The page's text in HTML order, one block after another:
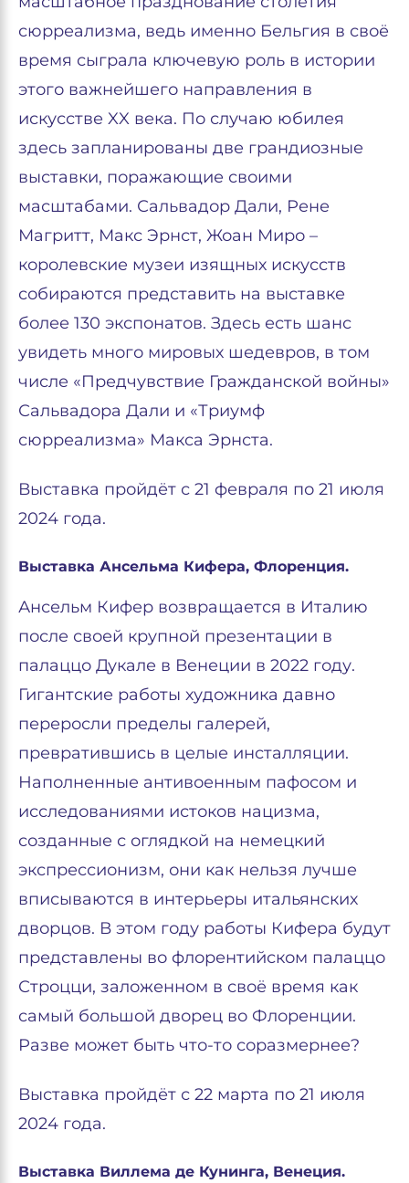
сюрреализма, ведь именно Бельгия в своё
время сыграла ключевую роль в истории
этого важнейшего направления в
искусстве XX века. По случаю юбилея
здесь запланированы две грандиозные
выставки, поражающие своими
масштабами. Сальвадор Дали, Рене
Магритт, Макс Эрнст, Жоан Миро –
королевские музеи изящных искусств
собираются представить на выставке
более 130 экспонатов. Здесь есть шанс
увидеть много мировых шедевров, в том
числе «Предчувствие Гражданской войны»
Сальвадора Дали и «Триумф
сюрреализма» Макса Эрнста.
Выставка пройдёт с 21 февраля по 21 июля
2024 года.
Выставка Ансельма Кифера, Флоренция.
Ансельм Кифер возвращается в Италию
после своей крупной презентации в
палаццо Дукале в Венеции в 2022 году.
Гигантские работы художника давно
переросли пределы галерей,
превратившись в целые инсталляции.
Наполненные антивоенным пафосом и
исследованиями истоков нацизма,
созданные с оглядкой на немецкий
экспрессионизм, они как нельзя лучше
вписываются в интерьеры итальянских
дворцов. В этом году работы Кифера будут
представлены во флорентийском палаццо
Строцци, заложенном в своё время как
самый большой дворец во Флоренции.
Разве может быть что-то соразмернее?
Выставка пройдёт с 22 марта по 21 июля
2024 года.
Выставка Виллема де Кунинга, Венеция.